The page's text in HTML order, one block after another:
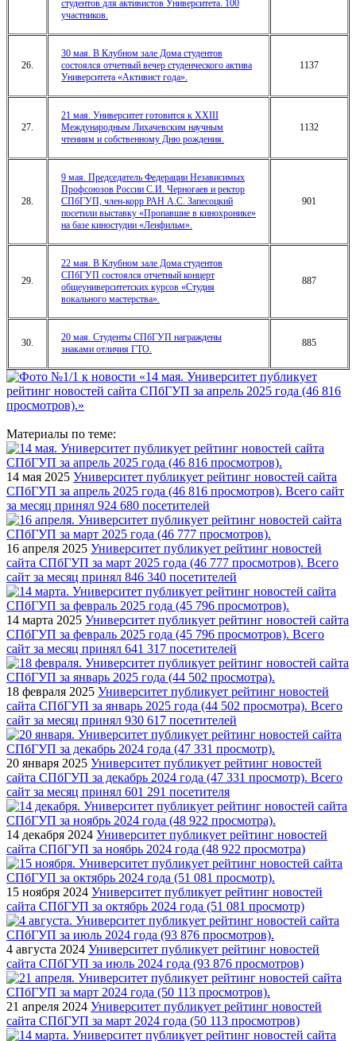
студентов для активистов Университета. 100
участников.
26.
30 мая. В Клубном зале Дома студентов
состоялся отчетный вечер студенческого актива
Университета «Активист года».
1137
27.
21 мая. Университет готовится к XXIII
Международным Лихачевским научным
чтениям и собственному Дню рождения.
1132
28.
9 мая. Председатель Федерации Независимых
Профсоюзов России С.И. Черногаев и ректор
СПбГУП, член-корр РАН А.С. Запесоцкий
посетили выставку «Пропавшие в кинохронике»
на базе киностудии «Ленфильм».
901
29.
22 мая. В Клубном зале Дома студентов
СПбГУП состоялся отчетный концерт
общеуниверситетских курсов «Студия
вокального мастерства».
887
30.
20 мая. Студенты СПбГУП награждены
знаками отличия ГТО.
885
Материалы по теме:
14 мая 2025 Университет публикует рейтинг новостей сайта
СПбГУП за апрель 2025 года (46 816 просмотров). Всего сайт
за месяц принял 924 680 посетителей
16 апреля 2025 Университет публикует рейтинг новостей
сайта СПбГУП за март 2025 года (46 777 просмотров). Всего
сайт за месяц принял 846 340 посетителей
14 марта 2025 Университет публикует рейтинг новостей сайта
СПбГУП за февраль 2025 года (45 796 просмотров). Всего
сайт за месяц принял 641 317 посетителей
18 февраля 2025 Университет публикует рейтинг новостей
сайта СПбГУП за январь 2025 года (44 502 просмотра). Всего
сайт за месяц принял 930 617 посетителей
20 января 2025 Университет публикует рейтинг новостей
сайта СПбГУП за декабрь 2024 года (47 331 просмотр). Всего
сайт за месяц принял 601 291 посетителя
14 декабря 2024 Университет публикует рейтинг новостей
сайта СПбГУП за ноябрь 2024 года (48 922 просмотра)
15 ноября 2024 Университет публикует рейтинг новостей
сайта СПбГУП за октябрь 2024 года (51 081 просмотр)
4 августа 2024 Университет публикует рейтинг новостей
сайта СПбГУП за июль 2024 года (93 876 просмотров)
21 апреля 2024 Университет публикует рейтинг новостей
сайта СПбГУП за март 2024 года (50 113 просмотров)